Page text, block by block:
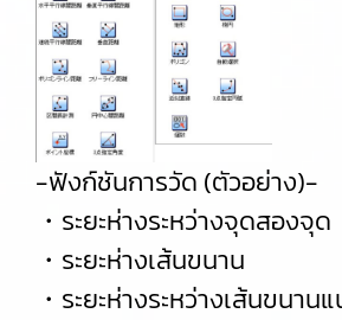
-ฟังก์ชันการวัด (ตัวอย่าง)-
・ระยะห่างระหว่างจุดสองจุด
・ระยะห่างเส้นขนาน
・ระยะห่างระหว่างเส้นขนาน